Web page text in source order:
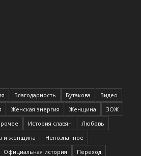
Благодарность Бутакова
Видео
Женская энергия Женщина
ЗОЖ
История славян
Любовь
и женщина
Непознанное
Официальная история Переход